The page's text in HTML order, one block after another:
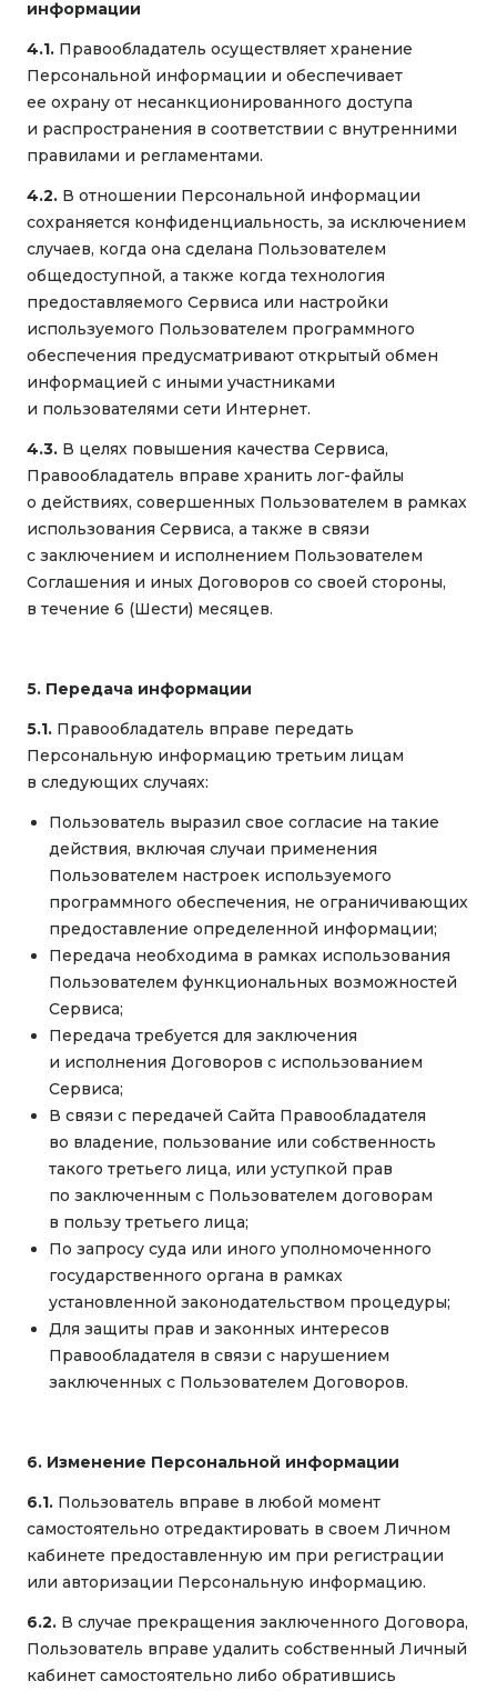
информации
4.1. Правообладатель осуществляет хранение
Персональной информации и обеспечивает
ее охрану от несанкционированного доступа
и распространения в соответствии с внутренними
правилами и регламентами.
4.2. В отношении Персональной информации
сохраняется конфиденциальность, за исключением
случаев, когда она сделана Пользователем
общедоступной, а также когда технология
предоставляемого Сервиса или настройки
используемого Пользователем программного
обеспечения предусматривают открытый обмен
информацией с иными участниками
и пользователями сети Интернет.
4.3. В целях повышения качества Сервиса,
Правообладатель вправе хранить лог-файлы
о действиях, совершенных Пользователем в рамках
использования Сервиса, а также в связи
с заключением и исполнением Пользователем
Соглашения и иных Договоров со своей стороны,
в течение 6 (Шести) месяцев.
5. Передача информации
5.1. Правообладатель вправе передать
Персональную информацию третьим лицам
в следующих случаях:
Пользователь выразил свое согласие на такие
действия, включая случаи применения
Пользователем настроек используемого
программного обеспечения, не ограничивающих
предоставление определенной информации;
Передача необходима в рамках использования
Пользователем функциональных возможностей
Сервиса;
Передача требуется для заключения
и исполнения Договоров с использованием
Сервиса;
В связи с передачей Сайта Правообладателя
во владение, пользование или собственность
такого третьего лица, или уступкой прав
по заключенным с Пользователем договорам
в пользу третьего лица;
По запросу суда или иного уполномоченного
государственного органа в рамках
установленной законодательством процедуры;
Для защиты прав и законных интересов
Правообладателя в связи с нарушением
заключенных с Пользователем Договоров.
6. Изменение Персональной информации
6.1. Пользователь вправе в любой момент
самостоятельно отредактировать в своем Личном
кабинете предоставленную им при регистрации
или авторизации Персональную информацию.
6.2. В случае прекращения заключенного Договора,
Пользователь вправе удалить собственный Личный
кабинет самостоятельно либо обратившись